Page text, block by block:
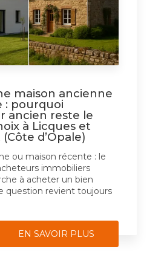
maison ancienne
: pourquoi
ancien reste le
à Licques et
d’Opale)
ou maison récente : le
immobiliers
à acheter un bien
question revient toujours
EN SAVOIR PLUS